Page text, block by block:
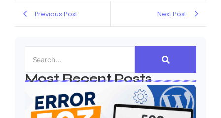
Previous Post Next Post
Most Recent Posts